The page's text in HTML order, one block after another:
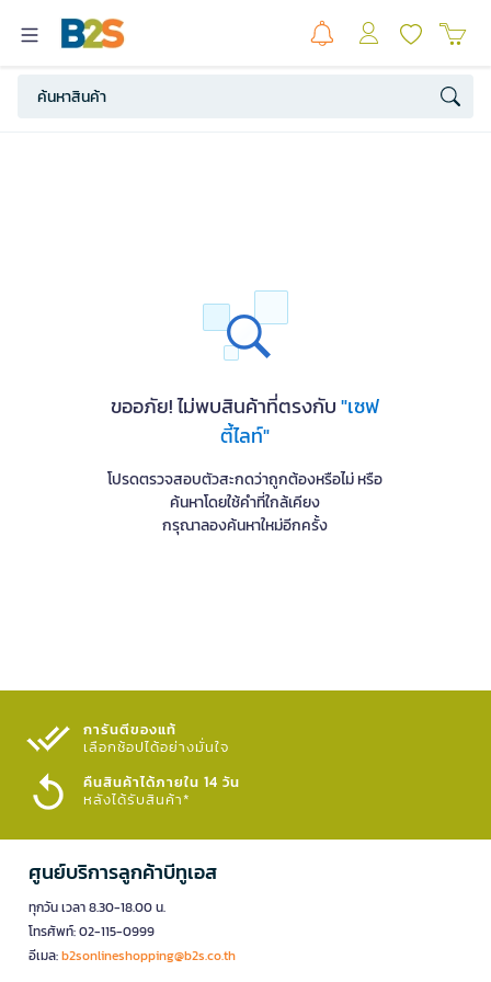
ขออภัย! ไม่พบสินค้าที่ตรงกับ"เซฟ
ตี้ไลท์"
โปรดตรวจสอบตัวสะกดว่าถูกต้องหรือไม่ หรือ
ค้นหาโดยใช้คำที่ใกล้เคียง
กรุณาลองค้นหาใหม่อีกครั้ง
การันตีของแท้
เลือกช้อปได้อย่างมั่นใจ​
คืนสินค้าได้ภายใน 14 วัน
หลังได้รับสินค้า*
ศูนย์บริการลูกค้าบีทูเอส
ทุกวัน เวลา 8.30-18.00 น.
โทรศัพท์: 02-115-0999
อีเมล:b2sonlineshopping@b2s.co.th